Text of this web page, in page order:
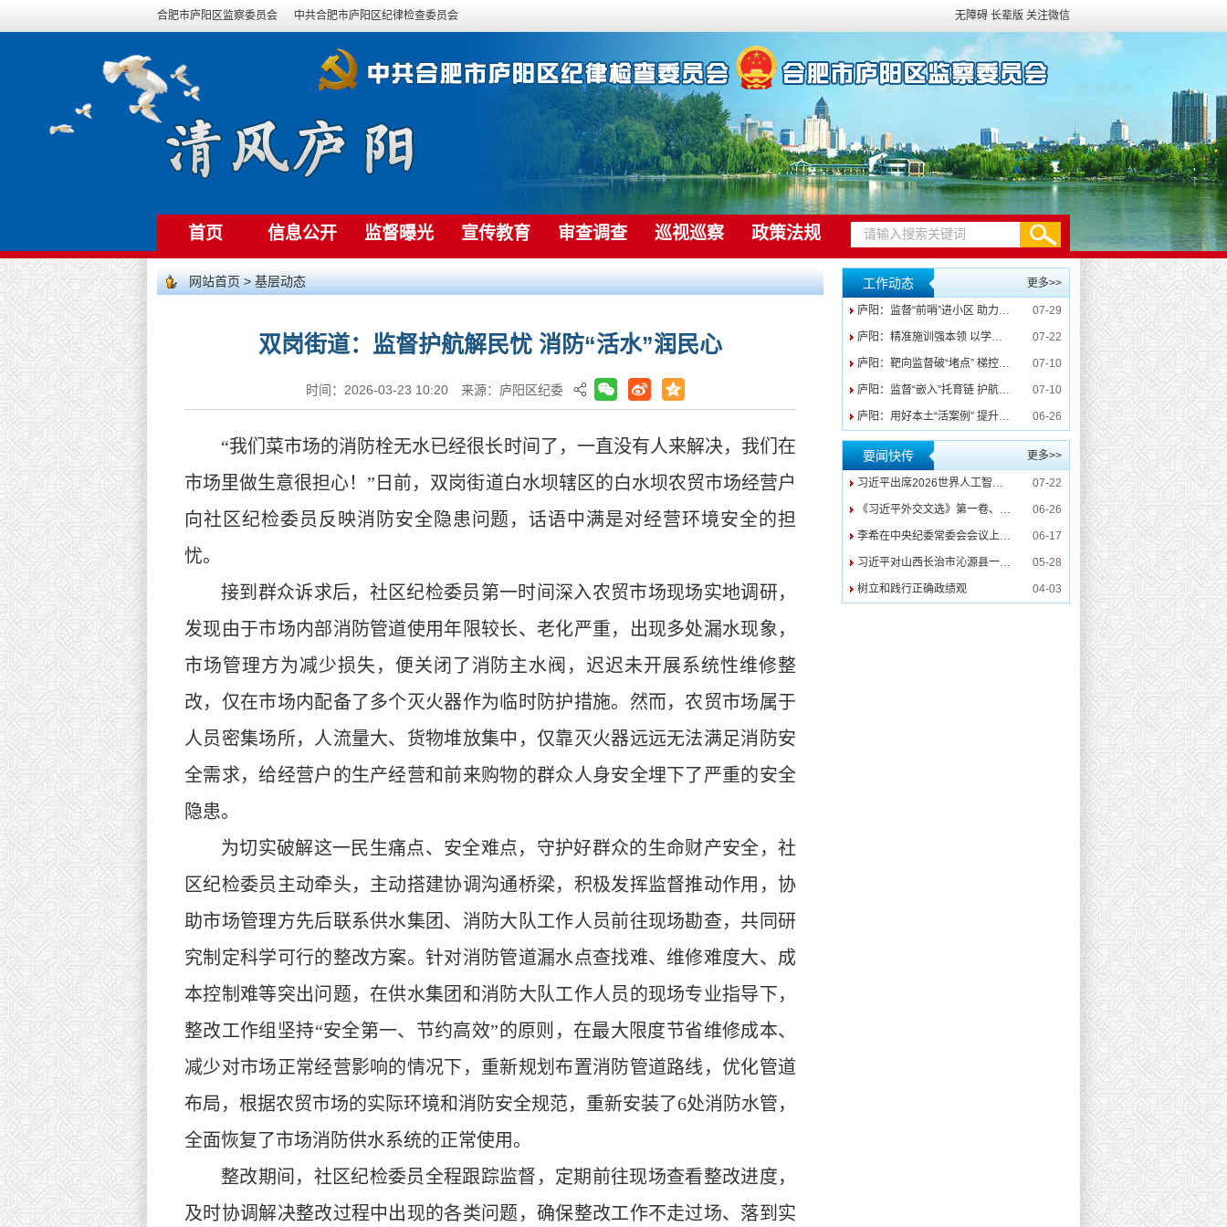
合肥市庐阳区监察委员会 中共合肥市庐阳区纪律检查委员会 无障碍 长辈版 关注微信
首页 信息公开 监督曝光 宣传教育 审查调查 巡视巡察 政策法规
网站首页>基层动态
双岗街道：监督护航解民忧 消防“活水”润民心
时间：2026-03-23 10:20 来源：庐阳区纪委
“我们菜市场的消防栓无水已经很长时间了，一直没有人来解决，我们在
市场里做生意很担心！”日前，双岗街道白水坝辖区的白水坝农贸市场经营户
向社区纪检委员反映消防安全隐患问题，话语中满是对经营环境安全的担
忧。
接到群众诉求后，社区纪检委员第一时间深入农贸市场现场实地调研，
发现由于市场内部消防管道使用年限较长、老化严重，出现多处漏水现象，
市场管理方为减少损失，便关闭了消防主水阀，迟迟未开展系统性维修整
改，仅在市场内配备了多个灭火器作为临时防护措施。然而，农贸市场属于
人员密集场所，人流量大、货物堆放集中，仅靠灭火器远远无法满足消防安
全需求，给经营户的生产经营和前来购物的群众人身安全埋下了严重的安全
隐患。
为切实破解这一民生痛点、安全难点，守护好群众的生命财产安全，社
区纪检委员主动牵头，主动搭建协调沟通桥梁，积极发挥监督推动作用，协
助市场管理方先后联系供水集团、消防大队工作人员前往现场勘查，共同研
究制定科学可行的整改方案。针对消防管道漏水点查找难、维修难度大、成
本控制难等突出问题，在供水集团和消防大队工作人员的现场专业指导下，
整改工作组坚持“安全第一、节约高效”的原则，在最大限度节省维修成本、
减少对市场正常经营影响的情况下，重新规划布置消防管道路线，优化管道
布局，根据农贸市场的实际环境和消防安全规范，重新安装了6处消防水管，
全面恢复了市场消防供水系统的正常使用。
整改期间，社区纪检委员全程跟踪监督，定期前往现场查看整改进度，
及时协调解决整改过程中出现的各类问题，确保整改工作不走过场、落到实
工作动态 更多>>
庐阳：监督“前哨”进小区 助力旧改“换新颜” 07-29
庐阳：精准施训强本领 以学促干淬尖兵 07-22
庐阳：靶向监督破“堵点” 梯控赋能守“安居” 07-10
庐阳：监督“嵌入”托育链 护航幼儿“成长路” 07-10
庐阳：用好本土“活案例” 提升警示教育震慑力 06-26
要闻快传 更多>>
习近平出席2026世界人工智能大会暨人工智能全球治理高级别会议开幕式并发表主旨讲话 07-22
《习近平外交文选》第一卷、第二卷出版发行 06-26
李希在中央纪委常委会会议上强调 深入学习贯彻习近平党建思想 纵深推进纪检监察工作高质量发展 06-17
习近平对山西长治市沁源县一煤矿瓦斯爆炸事故作出重要指示 05-28
树立和践行正确政绩观 04-03